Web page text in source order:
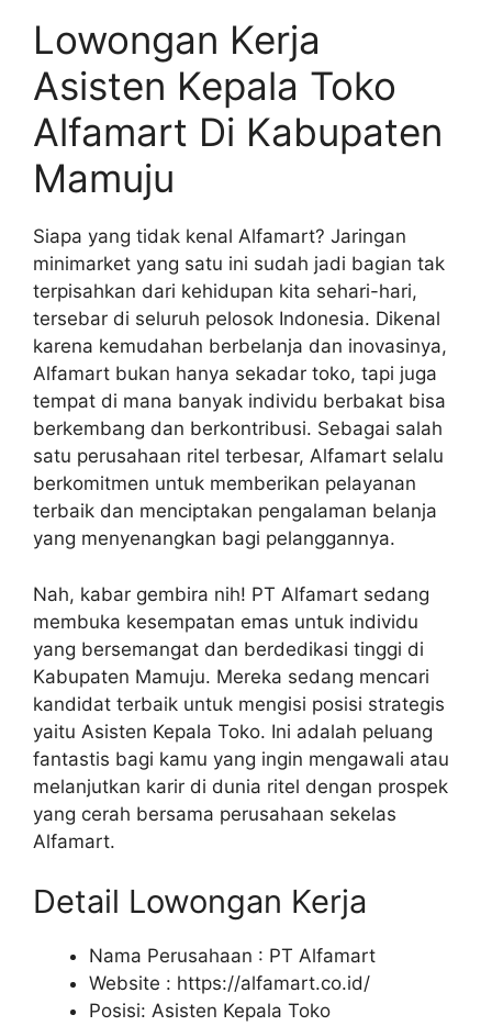
Lowongan Kerja
Asisten Kepala Toko
Alfamart Di Kabupaten
Mamuju
Siapa yang tidak kenal Alfamart? Jaringan
minimarket yang satu ini sudah jadi bagian tak
terpisahkan dari kehidupan kita sehari-hari,
tersebar di seluruh pelosok Indonesia. Dikenal
karena kemudahan berbelanja dan inovasinya,
Alfamart bukan hanya sekadar toko, tapi juga
tempat di mana banyak individu berbakat bisa
berkembang dan berkontribusi. Sebagai salah
satu perusahaan ritel terbesar, Alfamart selalu
berkomitmen untuk memberikan pelayanan
terbaik dan menciptakan pengalaman belanja
yang menyenangkan bagi pelanggannya.
Nah, kabar gembira nih! PT Alfamart sedang
membuka kesempatan emas untuk individu
yang bersemangat dan berdedikasi tinggi di
Kabupaten Mamuju. Mereka sedang mencari
kandidat terbaik untuk mengisi posisi strategis
yaitu Asisten Kepala Toko. Ini adalah peluang
fantastis bagi kamu yang ingin mengawali atau
melanjutkan karir di dunia ritel dengan prospek
yang cerah bersama perusahaan sekelas
Alfamart.
Detail Lowongan Kerja
Nama Perusahaan : PT Alfamart
Website : https://alfamart.co.id/
Posisi: Asisten Kepala Toko